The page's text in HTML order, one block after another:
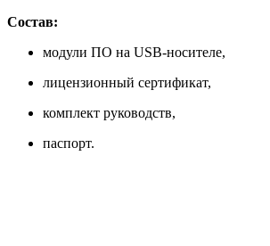
Состав:
модули ПО на USB-носителе,
лицензионный сертификат,
комплект руководств,
паспорт.